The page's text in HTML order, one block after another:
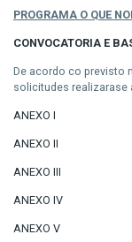
PROGRAMA O QUE
CONVOCATORIA E
De acordo co previsto
solicitudes realizarase
ANEXO I
ANEXO II
ANEXO III
ANEXO IV
ANEXO V